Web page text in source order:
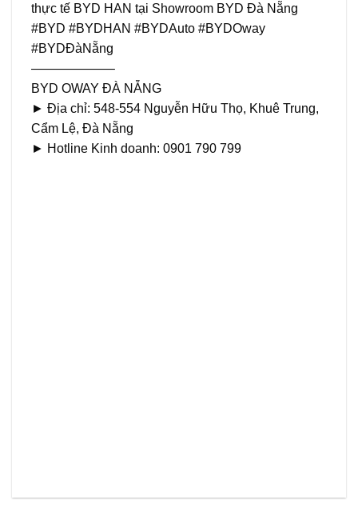
thực tế BYD HAN tại Showroom BYD Đà Nẵng
#BYD #BYDHAN #BYDAuto #BYDOway
#BYDĐàNẵng
——————–
BYD OWAY ĐÀ NẴNG
► Địa chỉ: 548-554 Nguyễn Hữu Thọ, Khuê Trung,
Cẩm Lệ, Đà Nẵng
► Hotline Kinh doanh: 0901 790 799